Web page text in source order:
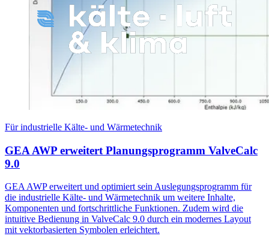
Für industrielle Kälte- und Wärmetechnik
GEA AWP erweitert Planungsprogramm ValveCalc
9.0
GEA AWP erweitert und optimiert sein Auslegungsprogramm für
die industrielle Kälte- und Wärmetechnik um weitere Inhalte,
Komponenten und fortschrittliche Funktionen. Zudem wird die
intuitive Bedienung in ValveCalc 9.0 durch ein modernes Layout
mit vektorbasierten Symbolen erleichtert.